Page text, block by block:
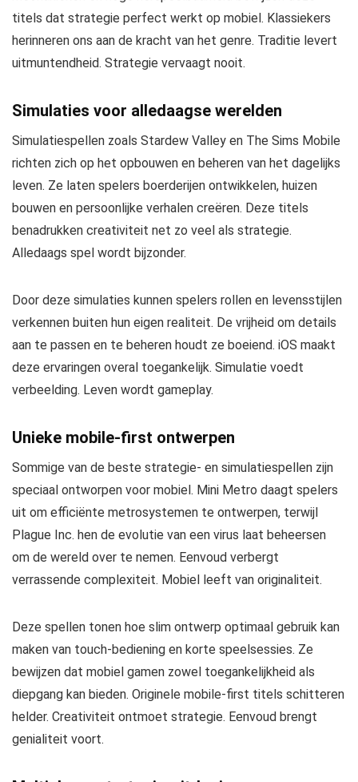
titels dat strategie perfect werkt op mobiel. Klassiekers
herinneren ons aan de kracht van het genre. Traditie levert
uitmuntendheid. Strategie vervaagt nooit.
Simulaties voor alledaagse werelden
Simulatiespellen zoals Stardew Valley en The Sims Mobile
richten zich op het opbouwen en beheren van het dagelijks
leven. Ze laten spelers boerderijen ontwikkelen, huizen
bouwen en persoonlijke verhalen creëren. Deze titels
benadrukken creativiteit net zo veel als strategie.
Alledaags spel wordt bijzonder.
Door deze simulaties kunnen spelers rollen en levensstijlen
verkennen buiten hun eigen realiteit. De vrijheid om details
aan te passen en te beheren houdt ze boeiend. iOS maakt
deze ervaringen overal toegankelijk. Simulatie voedt
verbeelding. Leven wordt gameplay.
Unieke mobile-first ontwerpen
Sommige van de beste strategie- en simulatiespellen zijn
speciaal ontworpen voor mobiel. Mini Metro daagt spelers
uit om efficiënte metrosystemen te ontwerpen, terwijl
Plague Inc. hen de evolutie van een virus laat beheersen
om de wereld over te nemen. Eenvoud verbergt
verrassende complexiteit. Mobiel leeft van originaliteit.
Deze spellen tonen hoe slim ontwerp optimaal gebruik kan
maken van touch-bediening en korte speelsessies. Ze
bewijzen dat mobiel gamen zowel toegankelijkheid als
diepgang kan bieden. Originele mobile-first titels schitteren
helder. Creativiteit ontmoet strategie. Eenvoud brengt
genialiteit voort.